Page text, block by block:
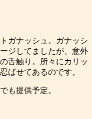
ガナッシュ。ガナッシ
ジしてましたが、意外
舌触り。所々にカリッ
ばせてあるのです。
も提供予定。